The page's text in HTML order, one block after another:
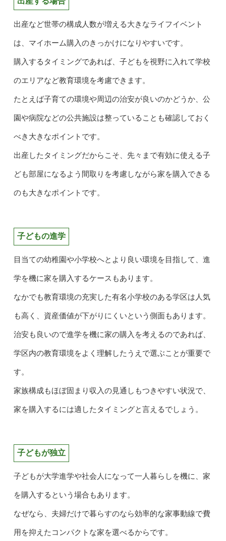
出産など世帯の構成人数が増える大きなライフイベント
は、マイホーム購入のきっかけになりやすいです。
購入するタイミングであれば、子どもを視野に入れて学校
のエリアなど教育環境を考慮できます。
たとえば子育ての環境や周辺の治安が良いのかどうか、公
園や病院などの公共施設は整っていることも確認しておく
べき大きなポイントです。
出産したタイミングだからこそ、先々まで有効に使える子
ども部屋になるよう間取りを考慮しながら家を購入できる
のも大きなポイントです。
子どもの進学
目当ての幼稚園や小学校へとより良い環境を目指して、進
学を機に家を購入するケースもあります。
なかでも教育環境の充実した有名小学校のある学区は人気
も高く、資産価値が下がりにくいという側面もあります。
治安も良いので進学を機に家の購入を考えるのであれば、
学区内の教育環境をよく理解したうえで選ぶことが重要で
す。
家族構成もほぼ固まり収入の見通しもつきやすい状況で、
家を購入するには適したタイミングと言えるでしょう。
子どもが独立
子どもが大学進学や社会人になって一人暮らしを機に、家
を購入するという場合もあります。
なぜなら、夫婦だけで暮らすのなら効率的な家事動線で費
用を抑えたコンパクトな家を選べるからです。